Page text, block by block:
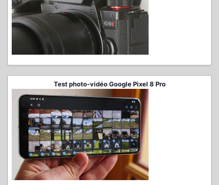
Test photo-vidéo Google Pixel 8 Pro